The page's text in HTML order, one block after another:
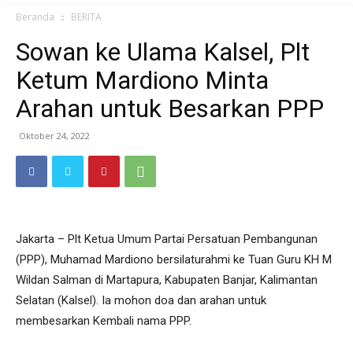
Beranda BERITA
Sowan ke Ulama Kalsel, Plt
Ketum Mardiono Minta
Arahan untuk Besarkan PPP
Oktober 24, 2022
Jakarta – Plt Ketua Umum Partai Persatuan Pembangunan
(PPP), Muhamad Mardiono bersilaturahmi ke Tuan Guru KH M
Wildan Salman di Martapura, Kabupaten Banjar, Kalimantan
Selatan (Kalsel). Ia mohon doa dan arahan untuk
membesarkan Kembali nama PPP.